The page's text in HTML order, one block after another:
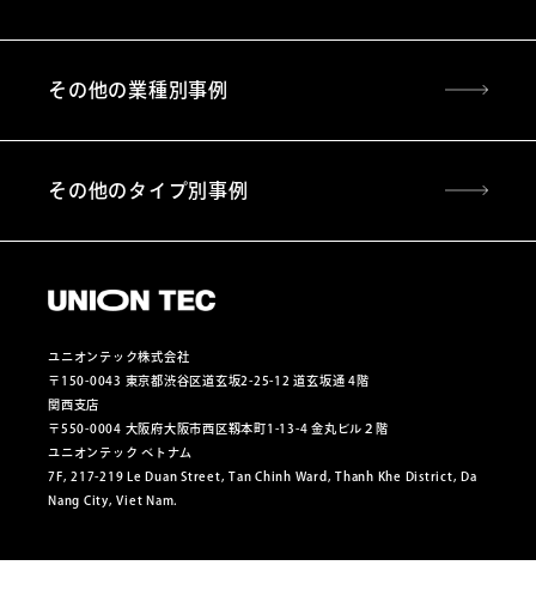
その他の業種別事例
その他のタイプ別事例
ユニオンテック株式会社
〒150-0043 東京都渋谷区道玄坂2-25-12 道玄坂通 4階
関西支店
〒550-0004 大阪府大阪市西区靱本町1-13-4 金丸ビル２階
ユニオンテック ベトナム
7F, 217-219 Le Duan Street, Tan Chinh Ward, Thanh Khe District, Da
Nang City, Viet Nam.